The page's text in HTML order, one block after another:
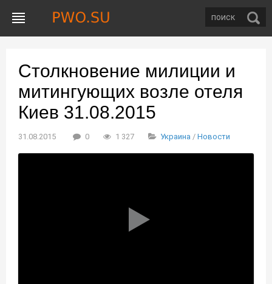
Столкновение милиции и
митингующих возле отеля
Киев 31.08.2015
31.08.2015 0 1 327 Украина / Новости